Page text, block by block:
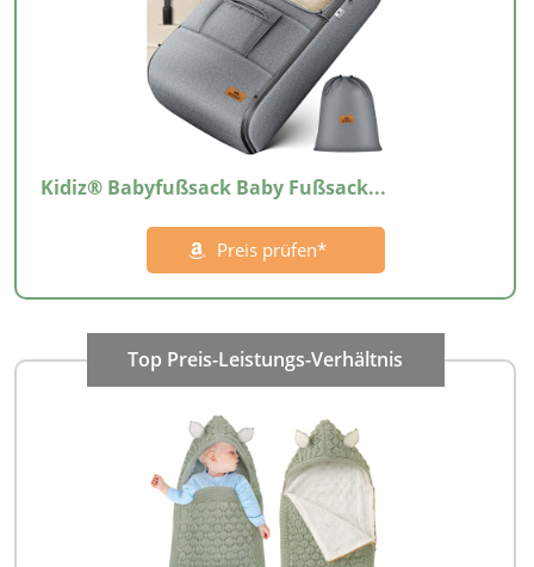
Kidiz® Babyfußsack Baby Fußsack...
Preis prüfen*